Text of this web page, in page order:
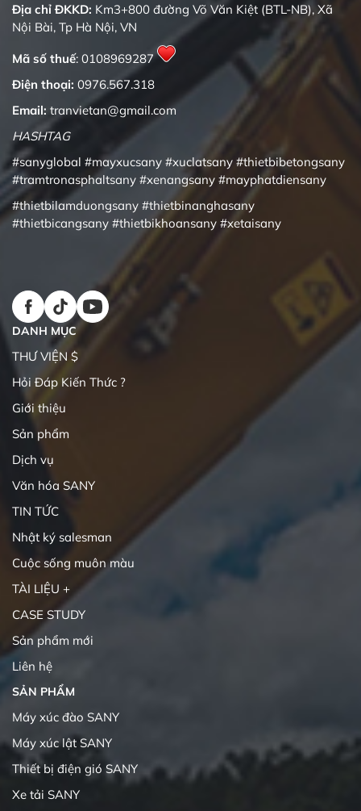
Địa chỉ ĐKKD: Km3+800 đường Võ Văn Kiệt (BTL-NB), Xã
Nội Bài, Tp Hà Nội, VN
Mã số thuế: 0108969287
Điện thoại: 0976.567.318
Email: tranvietan@gmail.com
HASHTAG
#sanyglobal #mayxucsany #xuclatsany #thietbibetongsany
#tramtronasphaltsany #xenangsany #mayphatdiensany
#thietbilamduongsany #thietbinanghasany
#thietbicangsany #thietbikhoansany #xetaisany
DANH MỤC
THƯ VIỆN $
Hỏi Đáp Kiến Thức ?
Giới thiệu
Sản phẩm
Dịch vụ
Văn hóa SANY
TIN TỨC
Nhật ký salesman
Cuộc sống muôn màu
TÀI LIỆU +
CASE STUDY
Sản phẩm mới
Liên hệ
SẢN PHẨM
Máy xúc đào SANY
Máy xúc lật SANY
Thiết bị điện gió SANY
Xe tải SANY